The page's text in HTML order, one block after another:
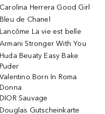
Carolina Herrera Good Girl
Bleu de Chanel
Lancôme La vie est belle
Armani Stronger With You
Huda Beuaty Easy Bake
Puder
Valentino Born In Roma
Donna
DIOR Sauvage
Douglas Gutscheinkarte